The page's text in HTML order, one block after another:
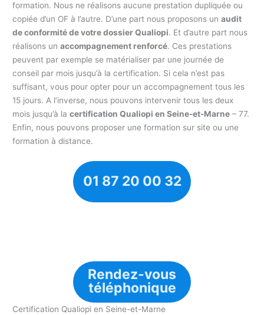
formation. Nous ne réalisons aucune prestation dupliquée ou
copiée d’un OF à l’autre. D’une part nous proposons unaudit
de conformité de votre dossier Qualiopi. Et d’autre part nous
réalisons unaccompagnement renforcé. Ces prestations
peuvent par exemple se matérialiser par une journée de
conseil par mois jusqu’à la certification. Si cela n’est pas
suffisant, vous pour opter pour un accompagnement tous les
15 jours. A l’inverse, nous pouvons intervenir tous les deux
mois jusqu’à lacertification Qualiopi en Seine-et-Marne – 77.
Enfin, nous pouvons proposer une formation sur site ou une
formation à distance.
01 87 20 00 32
Rendez-vous
téléphonique
Certification Qualiopi en Seine-et-Marne